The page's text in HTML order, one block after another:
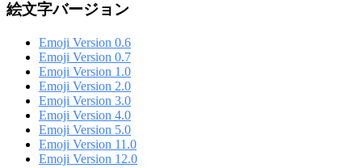
絵文字バージョン
Emoji Version 0.6
Emoji Version 0.7
Emoji Version 1.0
Emoji Version 2.0
Emoji Version 3.0
Emoji Version 4.0
Emoji Version 5.0
Emoji Version 11.0
Emoji Version 12.0